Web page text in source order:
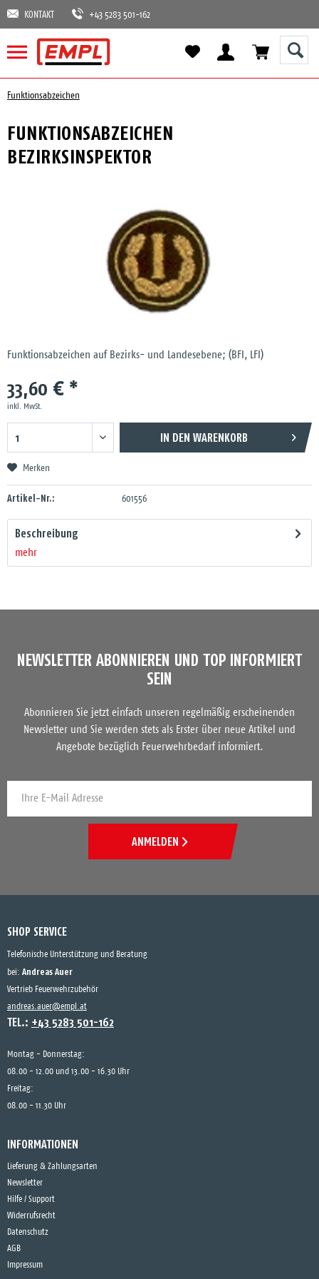
KONTAKT +43 5283 501-162
Funktionsabzeichen
FUNKTIONSABZEICHEN
BEZIRKSINSPEKTOR
Funktionsabzeichen auf Bezirks- und Landesebene; (BFI, LFI)
33,60 € *
inkl. MwSt.
IN DEN WARENKORB
Merken
Artikel-Nr.: 601556
Beschreibung
mehr
NEWSLETTER ABONNIEREN UND TOP INFORMIERT
SEIN
Abonnieren Sie jetzt einfach unseren regelmäßig erscheinenden
Newsletter und Sie werden stets als Erster über neue Artikel und
Angebote bezüglich Feuerwehrbedarf informiert.
ANMELDEN
SHOP SERVICE
Telefonische Unterstützung und Beratung
bei: Andreas Auer
Vertrieb Feuerwehrzubehör
andreas.auer@empl.at
TEL.: +43 5283 501-162
Montag - Donnerstag:
08.00 - 12.00 und 13.00 - 16.30 Uhr
Freitag:
08.00 - 11.30 Uhr
INFORMATIONEN
Lieferung & Zahlungsarten
Newsletter
Hilfe / Support
Widerrufsrecht
Datenschutz
AGB
Impressum